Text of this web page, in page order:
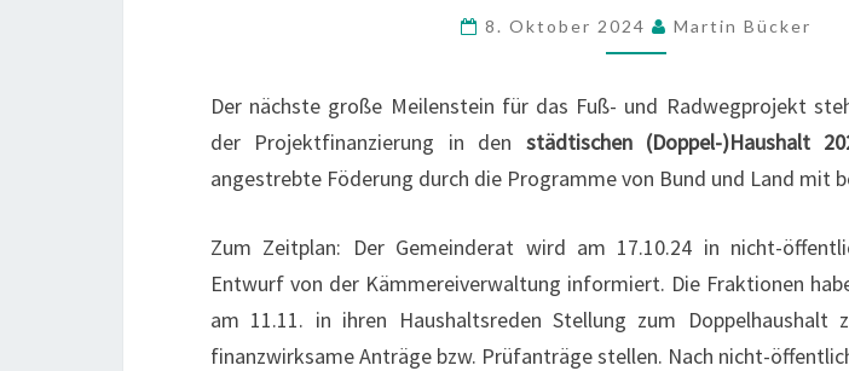
8. Oktober 2024 Martin Bücker
Der nächste große Meilenstein für das Fuß- und Radwegprojekt
der Projektfinanzierung in den städtischen (Doppel-)Haushalt
angestrebte Föderung durch die Programme von Bund und Land mit
Zum Zeitplan: Der Gemeinderat wird am 17.10.24 in nicht-
Entwurf von der Kämmereiverwaltung informiert. Die Fraktionen
am 11.11. in ihren Haushaltsreden Stellung zum Doppelhaushalt
finanzwirksame Anträge bzw. Prüfanträge stellen. Nach nicht-